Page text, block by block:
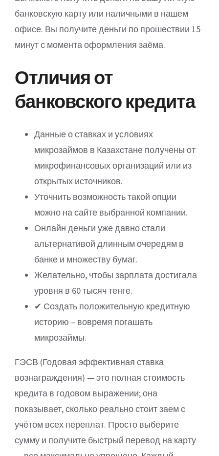
банковскую карту или наличными в нашем
офисе. Вы получите деньги по прошествии 15
минут с момента оформления заёма.
Отличия от
банковского кредита
Данные о ставках и условиях
микрозаймов в Казахстане получены от
микрофинансовых организаций или из
открытых источников.
Уточнить возможность такой опции
можно на сайте выбранной компании.
Онлайн деньги уже давно стали
альтернативой длинным очередям в
банке и множеству бумаг.
Желательно, чтобы зарплата достигала
уровня в 60 тысяч тенге.
✔ Создать положительную кредитную
историю – вовремя погашать
микрозаймы.
ГЭСВ (Годовая эффективная ставка
вознаграждения) — это полная стоимость
кредита в годовом выражении; она
показывает, сколько реально стоит заем с
учётом всех переплат. Просто выберите
сумму и получите быстрый перевод на карту